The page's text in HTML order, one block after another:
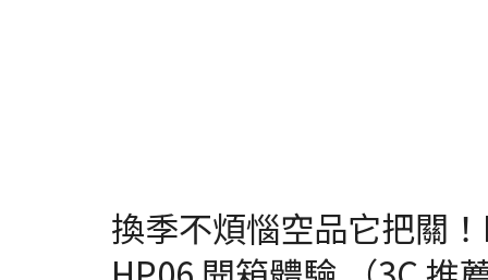
換季不煩惱空品它把關